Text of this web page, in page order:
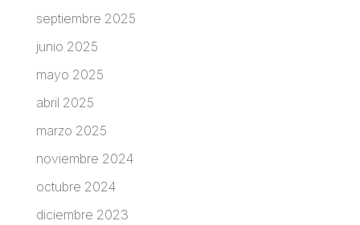
septiembre 2025
junio 2025
mayo 2025
abril 2025
marzo 2025
noviembre 2024
octubre 2024
diciembre 2023